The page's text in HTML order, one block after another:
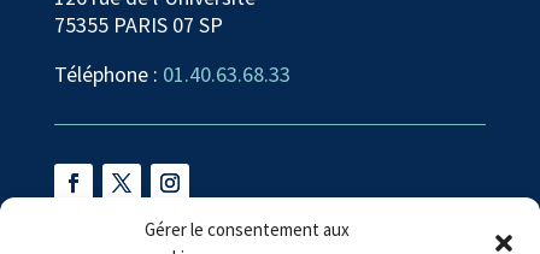
Gérer le consentement aux
75355 PARIS 07 SP
Téléphone : 01.40.63.68.33